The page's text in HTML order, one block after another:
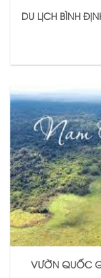
DU LỊCH BÌNH
VƯỜN QUỐC